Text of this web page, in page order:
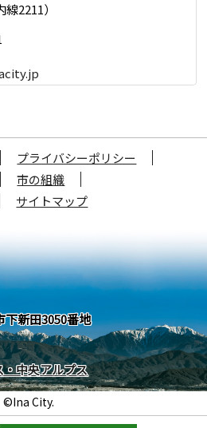
2211）
プライバシーポリシー
市の組織
サイトマップ
新田3050番地
中央アルプス
©Ina City.